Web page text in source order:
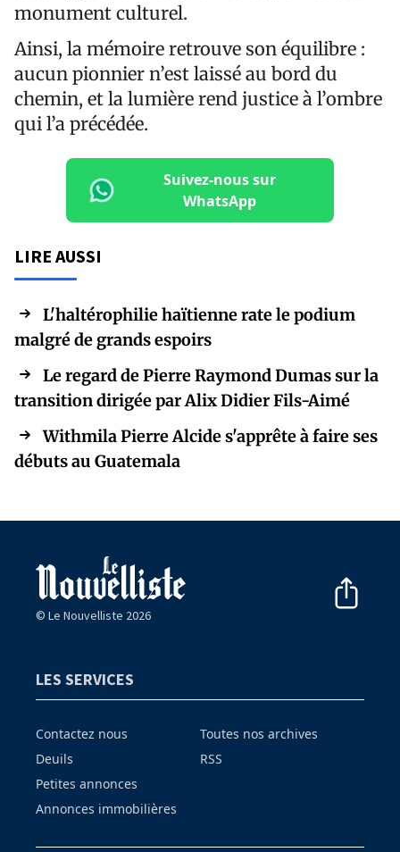
monument culturel.
Ainsi, la mémoire retrouve son équilibre :
aucun pionnier n’est laissé au bord du
chemin, et la lumière rend justice à l’ombre
qui l’a précédée.
Suivez-nous sur
WhatsApp
LIRE AUSSI
L'haltérophilie haïtienne rate le podium
malgré de grands espoirs
Le regard de Pierre Raymond Dumas sur la
transition dirigée par Alix Didier Fils-Aimé
Withmila Pierre Alcide s'apprête à faire ses
débuts au Guatemala
© Le Nouvelliste 2026
LES SERVICES
Contactez nous
Deuils
Petites annonces
Annonces immobilières
Toutes nos archives
RSS